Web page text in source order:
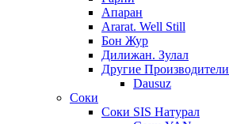
Апаран
Ararat. Well Still
Бон Жур
Дилижан. Зулал
Другие Производители
Dausuz
Соки
Соки SIS Натурал